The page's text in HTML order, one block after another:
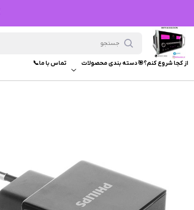
از کجا شروع کنم؟🎯دسته بندی محصولات تماس با ما📞